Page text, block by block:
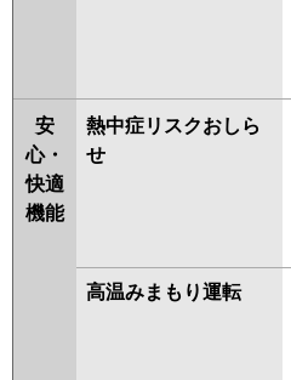
安
心・
快適
機能
熱中症リスクおしら
せ
高温みまもり運転